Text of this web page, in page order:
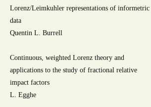
Lorenz/Leimkuhler representations of informetric
data
Quentin L. Burrell
Continuous, weighted Lorenz theory and
applications to the study of fractional relative
impact factors
L. Egghe